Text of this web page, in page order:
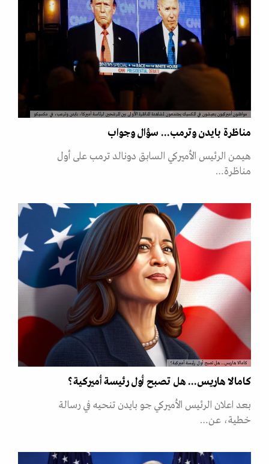
مواطنون أميركيون يعيشون في المكسيك يجتمعون لمشاهدة المناظرة الأولى بين المرشحين لرئاسة أميركا، بايدن وترمب، في مكسيكو
مناظرة بايدن وترمب... سؤال وجواب
هيمن الرئيس الأميركي السابق دونالد ترمب على أول
مناظرة…
كامالا هاريس... هل تصبح أول رئيسة أميركية؟
كامالا هاريس... هل تصبح أول رئيسة أميركية؟
بعد اعلان الرئيس الأميركي جو بايدن تنحيه في رسالة
خطية، عن…